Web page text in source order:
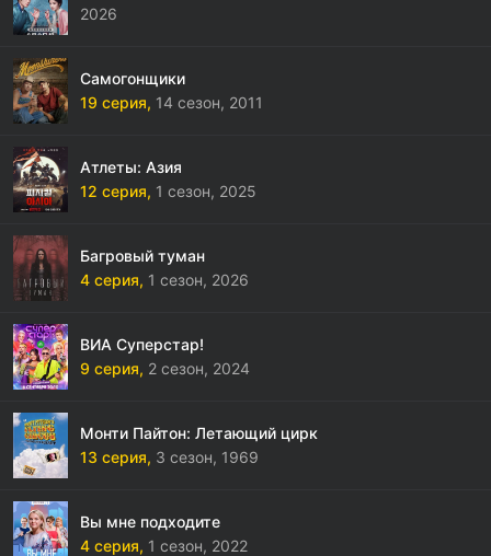
2026
Самогонщики
19 серия, 14 сезон, 2011
Атлеты: Азия
12 серия, 1 сезон, 2025
Багровый туман
4 серия, 1 сезон, 2026
ВИА Суперстар!
9 серия, 2 сезон, 2024
Монти Пайтон: Летающий цирк
13 серия, 3 сезон, 1969
Вы мне подходите
4 серия, 1 сезон, 2022